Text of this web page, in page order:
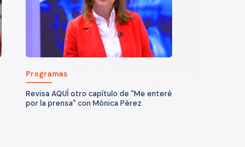
Programas
Revisa AQUÍ otro capítulo de "Me enteré
por la prensa" con Mónica Pérez